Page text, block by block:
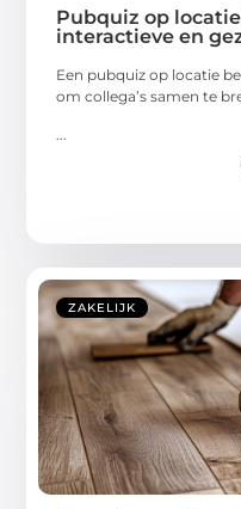
Pubquiz op
interactieve en
Een pubquiz op locatie
om collega’s samen te
...
ZAKELIJK